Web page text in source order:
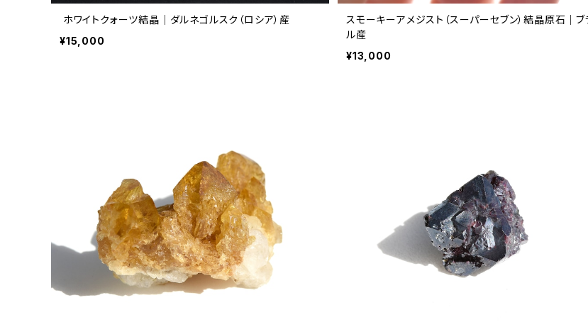
ホワイトクォーツ結晶｜ダルネゴルスク（ロシア）産
¥15,000
スモーキーアメジスト（スーパーセブン）結晶原石｜ブ
ル産
¥13,000